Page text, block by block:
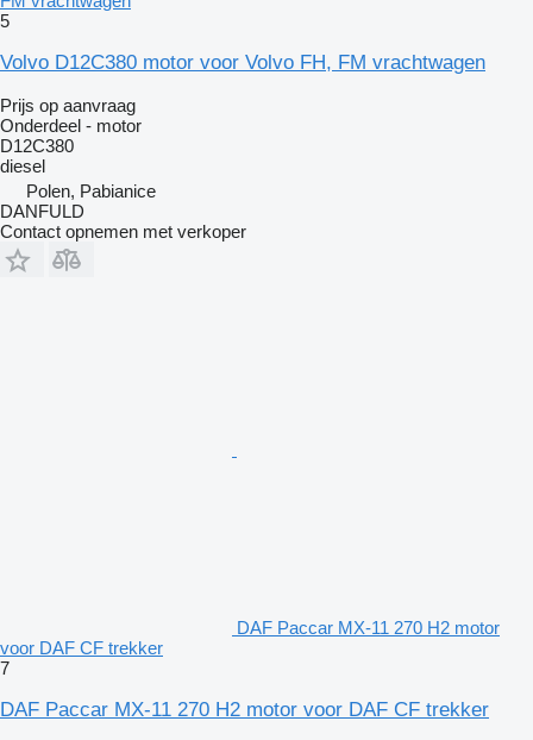
5
Volvo D12C380 motor voor Volvo FH, FM vrachtwagen
Prijs op aanvraag
Onderdeel - motor
D12C380
diesel
Polen, Pabianice
DANFULD
Contact opnemen met verkoper
DAF Paccar MX-11 270 H2 motor
voor DAF CF trekker
7
DAF Paccar MX-11 270 H2 motor voor DAF CF trekker